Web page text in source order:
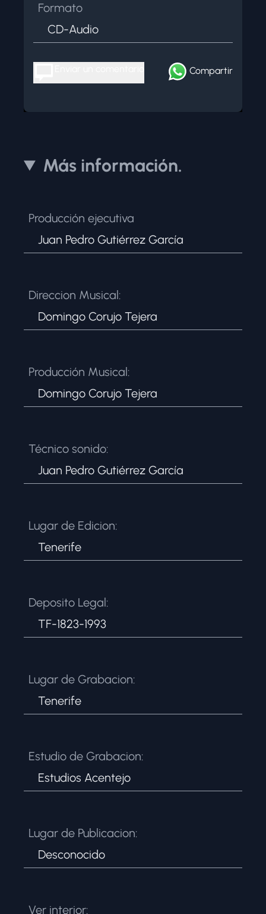
Formato
CD-Audio
Compartir
Más información.
Producción ejecutiva
Juan Pedro Gutiérrez García
Direccion Musical:
Domingo Corujo Tejera
Producción Musical:
Domingo Corujo Tejera
Técnico sonido:
Juan Pedro Gutiérrez García
Lugar de Edicion:
Tenerife
Deposito Legal:
TF-1823-1993
Lugar de Grabacion:
Tenerife
Estudio de Grabacion:
Estudios Acentejo
Lugar de Publicacion:
Desconocido
Ver interior: